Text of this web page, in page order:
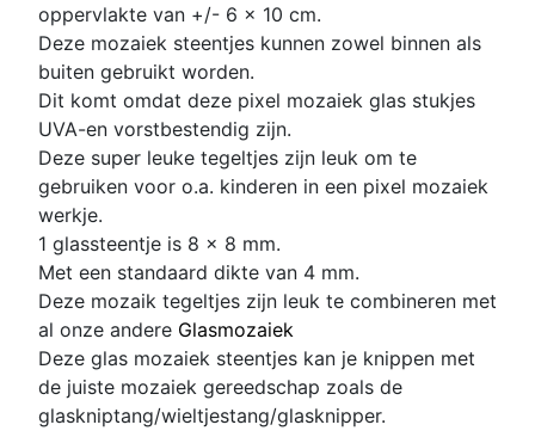
oppervlakte van +/- 6 x 10 cm.
Deze mozaiek steentjes kunnen zowel binnen als
buiten gebruikt worden.
Dit komt omdat deze pixel mozaiek glas stukjes
UVA-en vorstbestendig zijn.
Deze super leuke tegeltjes zijn leuk om te
gebruiken voor o.a. kinderen in een pixel mozaiek
werkje.
1 glassteentje is 8 x 8 mm.
Met een standaard dikte van 4 mm.
Deze mozaik tegeltjes zijn leuk te combineren met
al onze andere Glasmozaiek
Deze glas mozaiek steentjes kan je knippen met
de juiste mozaiek gereedschap zoals de
glaskniptang/wieltjestang/glasknipper.